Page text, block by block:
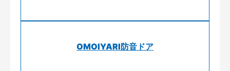
OMOIYARI防音ドア